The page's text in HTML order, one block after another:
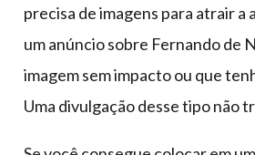
multiúso
precisa de imagens para atrair a
um anúncio sobre Fernando de
imagem sem impacto ou que
Uma divulgação desse tipo não